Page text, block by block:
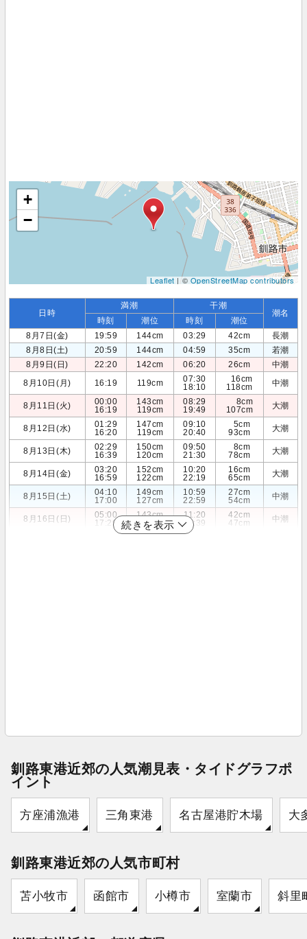
+
−
Leaflet| ©OpenStreetMap contributors
日時
満潮 干潮
潮名
時刻 潮位 時刻
潮位
8月7日(金)
19:59 144cm 03:29 42cm
長潮
8月8日(土)
20:59 144cm 04:59 35cm
若潮
8月9日(日)
22:20 142cm 06:20 26cm
中潮
8月10日(月)
16:19 119cm
07:30
18:10
16cm
118cm
中潮
8月11日(火)
00:00
16:19
143cm
119cm
08:29
19:49
8cm
107cm
大潮
8月12日(水)
01:29
16:20
147cm
119cm
09:10
20:40
5cm
93cm
大潮
8月13日(木)
02:29
16:39
150cm
120cm
09:50
21:30
8cm
78cm
大潮
8月14日(金)
03:20
16:59
152cm
122cm
10:20
22:19
16cm
65cm
大潮
8月15日(土)
04:10
17:00
149cm
127cm
10:59
22:59
27cm
54cm
中潮
8月16日(日)
05:00
17:29
143cm
132cm
11:20
23:39
42cm
47cm
中潮
続きを表示
釧路東港近郊の人気潮見表・タイドグラフポ
イント
方座浦漁港 三角東港 名古屋港貯木場 大
釧路東港近郊の人気市町村
苫小牧市 函館市 小樽市 室蘭市 斜里